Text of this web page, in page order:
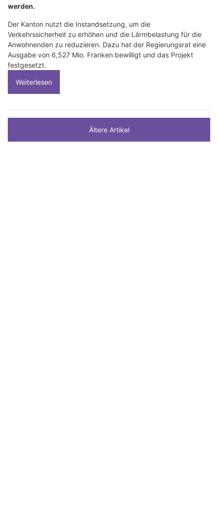
werden.
Der Kanton nutzt die Instandsetzung, um die
Verkehrssicherheit zu erhöhen und die Lärmbelastung für die
Anwohnenden zu reduzieren. Dazu hat der Regierungsrat eine
Ausgabe von 6,527 Mio. Franken bewilligt und das Projekt
festgesetzt.
Weiterlesen
Ältere Artikel